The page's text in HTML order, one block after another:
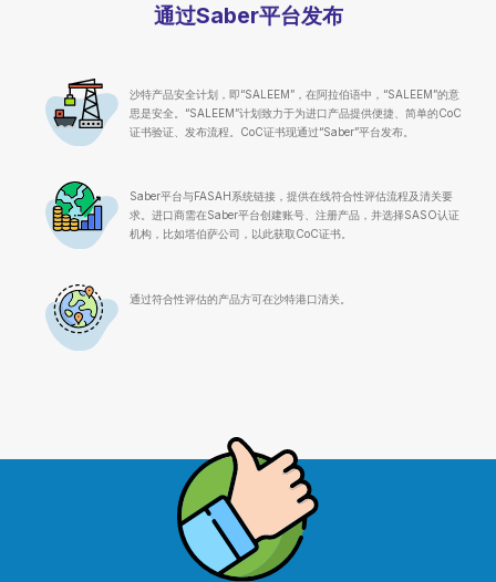
通过Saber平台发布
沙特产品安全计划，即“SALEEM”，在阿拉伯语中，“SALEEM”的意
思是安全。“SALEEM”计划致力于为进口产品提供便捷、简单的CoC
证书验证、发布流程。CoC证书现通过“Saber”平台发布。
Saber平台与FASAH系统链接，提供在线符合性评估流程及清关要
求。进口商需在Saber平台创建账号、注册产品，并选择SASO认证
机构，比如塔伯萨公司，以此获取CoC证书。
通过符合性评估的产品方可在沙特港口清关。